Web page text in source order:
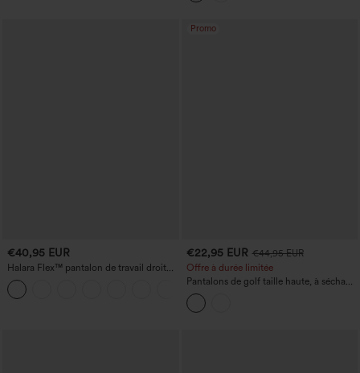
€40,95 EUR
Halara Flex™ pantalon de travail droit
taille haute à poche zippée et taille
froncée
+4
Promo
€22,95 EUR €44,95 EUR
Offre à durée limitée
Pantalons de golf taille haute, à séchage
rapide et coupe fuselée, avec cordons
intérieurs - poche pour polo de golf -
UPF40+